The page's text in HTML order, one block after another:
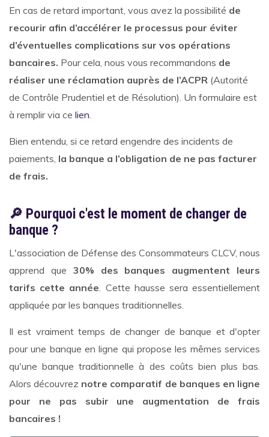
En cas de retard important, vous avez la possibilité de
recourir afin d’accélérer le processus pour éviter
d’éventuelles complications sur vos opérations
bancaires. Pour cela, nous vous recommandons de
réaliser une réclamation auprès de l’ACPR (Autorité
de Contrôle Prudentiel et de Résolution). Un formulaire est
à remplir via ce lien.
Bien entendu, si ce retard engendre des incidents de
paiements, la banque a l’obligation de ne pas facturer
de frais.
🔎 Pourquoi c'est le moment de changer de
banque ?
L'association de Défense des Consommateurs CLCV, nous
apprend que 30% des banques augmentent leurs
tarifs cette année. Cette hausse sera essentiellement
appliquée par les banques traditionnelles.
Il est vraiment temps de changer de banque et d'opter
pour une banque en ligne qui propose les mêmes services
qu'une banque traditionnelle à des coûts bien plus bas.
Alors découvrez notre comparatif de banques en ligne
pour ne pas subir une augmentation de frais
bancaires !